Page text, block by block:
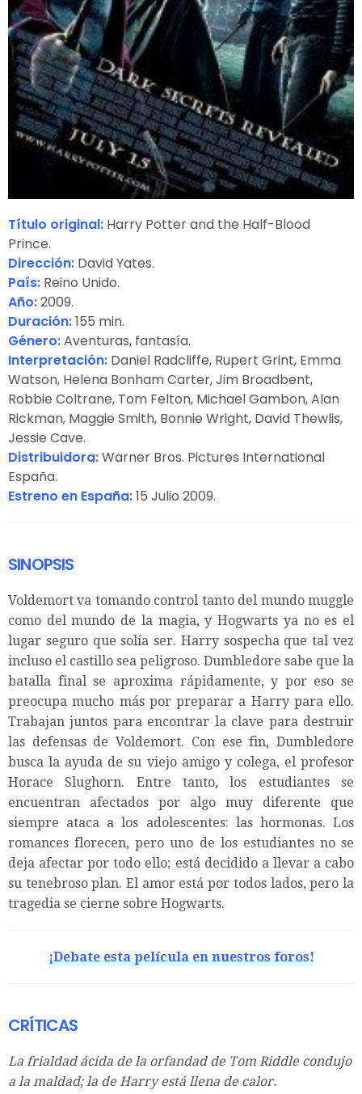
Título original: Harry Potter and the Half-Blood
Prince.
Dirección: David Yates.
País: Reino Unido.
Año:2009.
Duración:155 min.
Género:Aventuras, fantasía.
Interpretación: Daniel Radcliffe, Rupert Grint, Emma
Watson, Helena Bonham Carter, Jim Broadbent,
Robbie Coltrane, Tom Felton, Michael Gambon, Alan
Rickman, Maggie Smith, Bonnie Wright, David Thewlis,
Jessie Cave.
Distribuidora:Warner Bros. Pictures International
España.
Estreno en España:15 Julio 2009.
SINOPSIS
Voldemort va tomando control tanto del mundo muggle
como del mundo de la magia, y Hogwarts ya no es el
lugar seguro que solía ser. Harry sospecha que tal vez
incluso el castillo sea peligroso. Dumbledore sabe que la
batalla final se aproxima rápidamente, y por eso se
preocupa mucho más por preparar a Harry para ello.
Trabajan juntos para encontrar la clave para destruir
las defensas de Voldemort. Con ese fin, Dumbledore
busca la ayuda de su viejo amigo y colega, el profesor
Horace Slughorn. Entre tanto, los estudiantes se
encuentran afectados por algo muy diferente que
siempre ataca a los adolescentes: las hormonas. Los
romances florecen, pero uno de los estudiantes no se
deja afectar por todo ello; está decidido a llevar a cabo
su tenebroso plan. El amor está por todos lados, pero la
tragedia se cierne sobre Hogwarts.
¡Debate esta película en nuestros foros!
CRÍTICAS
La frialdad ácida de la orfandad de Tom Riddle condujo
a la maldad; la de Harry está llena de calor.